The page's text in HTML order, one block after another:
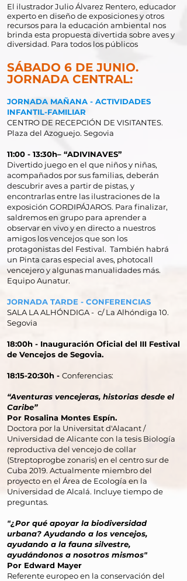
El ilustrador Julio Álvarez Rentero, educador
experto en diseño de exposiciones y otros
recursos para la educación ambiental nos
brinda esta propuesta divertida sobre aves y
diversidad. Para todos los públicos
SÁBADO 6 DE JUNIO.
JORNADA CENTRAL:
JORNADA MAÑANA - ACTIVIDADES
INFANTIL-FAMILIAR
CENTRO DE RECEPCIÓN DE VISITANTES.
Plaza del Azoguejo. Segovia
11:00 - 13:30h– “ADIVINAVES”
Divertido juego en el que niños y niñas,
acompañados por sus familias, deberán
descubrir aves a partir de pistas, y
encontrarlas entre las ilustraciones de la
exposición GORDIPÁJAROS. Para finalizar,
saldremos en grupo para aprender a
observar en vivo y en directo a nuestros
amigos los vencejos que son los
protagonistas del Festival. También habrá
un Pinta caras especial aves, photocall
vencejero y algunas manualidades más.
Equipo Aunatur.
JORNADA TARDE - CONFERENCIAS
SALA LA ALHÓNDIGA - c/ La Alhóndiga 10.
Segovia
18:00h - Inauguración Oficial del III Festival
de Vencejos de Segovia.
18:15-20:30h - Conferencias:
“Aventuras vencejeras, historias desde el
Caribe”
Por Rosalina Montes Espín.
Doctora por la Universitat d'Alacant /
Universidad de Alicante con la tesis Biología
reproductiva del vencejo de collar
(Streptoprogbe zonaris) en el centro sur de
Cuba 2019. Actualmente miembro del
proyecto en el Área de Ecología en la
Universidad de Alcalá. Incluye tiempo de
preguntas.
"¿Por qué apoyar la biodiversidad
urbana? Ayudando a los vencejos,
ayudando a la fauna silvestre,
ayudándonos a nosotros mismos"
Por Edward Mayer
Referente europeo en la conservación del